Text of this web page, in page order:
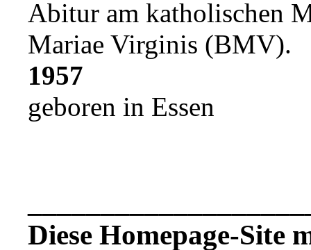
Abitur am katholischen
Mariae Virginis (BMV).
1957
geboren in Essen
Diese Homepage-Site